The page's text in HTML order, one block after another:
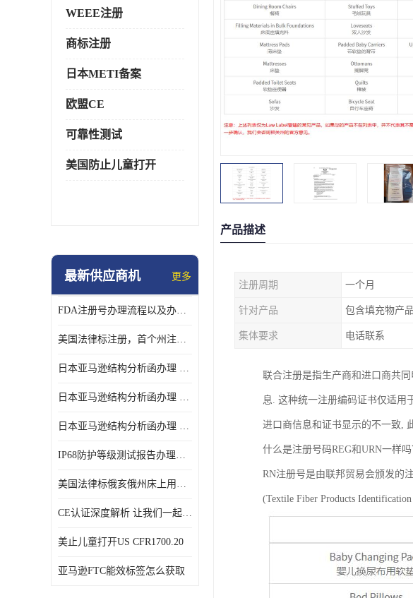
WEEE注册
商标注册
日本METI备案
欧盟CE
可靠性测试
美国防止儿童打开
最新供应商机 更多
FDA注册号办理流程以及办理周期是多久
美国法律标注册，首个州注册该如何选择
日本亚马逊结构分析函办理 日本亚马逊 电饭煲
日本亚马逊结构分析函办理 日本亚马逊 热水壶等；
日本亚马逊结构分析函办理 日本亚马逊 果汁搅拌机
IP68防护等级测试报告办理标准要求
美国法律标俄亥俄州床上用品许可证讲解！
CE认证深度解析 让我们一起来认识CE认证
美止儿童打开US CFR1700.20
亚马逊FTC能效标签怎么获取
产品描述
注册周期 一个月
针对产品 包含填充物产
集体要求 电话联系
联合注册是指生产商和进口商共
息. 这种统一注册编码证书仅适用
进口商信息和证书显示的不一致,
什么是注册号码REG和URN一样吗
RN注册号是由联邦贸易会颁发的
(Textile Fiber Products